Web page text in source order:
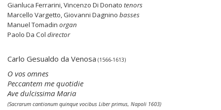
Gianluca Ferrarini, Vincenzo Di Donato tenors
Marcello Vargetto, Giovanni Dagnino basses
Manuel Tomadin organ
Paolo Da Col director
Carlo Gesualdo da Venosa (1566-1613)
O vos omnes
Peccantem me quotidie
Ave dulcissima Maria
(Sacrarum cantionum quinque vocibus Liber primus, Napoli 1603)